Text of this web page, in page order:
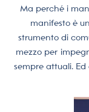
Ma perché i
manifesto è
strumento di
mezzo per
sempre attuali.